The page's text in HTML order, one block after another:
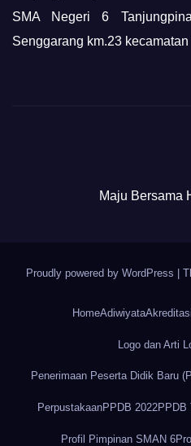
SMA Negeri 6
Senggarang km.23
Maju Bersama
Proudly powered by WordPress
HomeAdiwiyataAkreditasi
Logo dan Arti
Penerimaan Peserta Didik Baru
PerpustakaanPPDB 2022PPDB
Profil Pimpinan SMAN 6